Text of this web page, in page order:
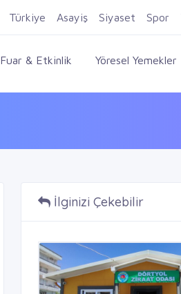
Firma Ekle
Fuar & Etkinlik Yöresel Yemekler
Türkiye Asayiş Siyaset Spor
İlginizi Çekebilir